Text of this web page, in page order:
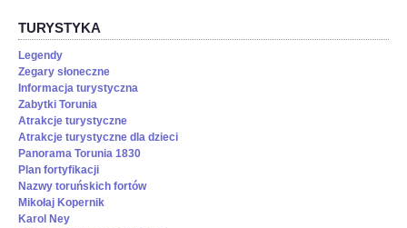
TURYSTYKA
Legendy
Zegary słoneczne
Informacja turystyczna
Zabytki Torunia
Atrakcje turystyczne
Atrakcje turystyczne dla dzieci
Panorama Torunia 1830
Plan fortyfikacji
Nazwy toruńskich fortów
Mikołaj Kopernik
Karol Ney